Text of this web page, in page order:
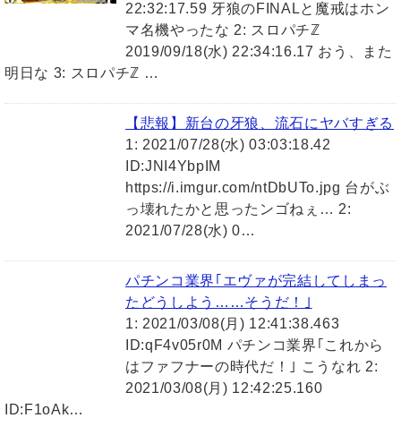
22:32:17.59 牙狼のFINALと魔戒はホン
マ名機やったな 2: スロパチℤ
2019/09/18(水) 22:34:16.17 おう、また
明日な 3: スロパチℤ …
【悲報】新台の牙狼、流石にヤバすぎる
1: 2021/07/28(水) 03:03:18.42
ID:JNI4YbpIM
https://i.imgur.com/ntDbUTo.jpg 台がぶ
っ壊れたかと思ったンゴねぇ… 2:
2021/07/28(水) 0…
パチンコ業界｢エヴァが完結してしまっ
たどうしよう……そうだ！｣
1: 2021/03/08(月) 12:41:38.463
ID:qF4v05r0M パチンコ業界｢これから
はファフナーの時代だ！｣ こうなれ 2:
2021/03/08(月) 12:42:25.160
ID:F1oAk…